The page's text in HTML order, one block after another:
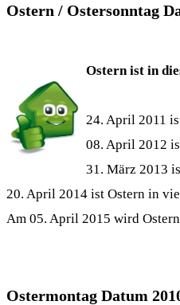
Ostern / Ostersonntag
Ostern ist in
24. April 2011
08. April 2012
31. März 2013
20. April 2014 ist Ostern in
Am 05. April 2015 wird
Ostermontag Datum